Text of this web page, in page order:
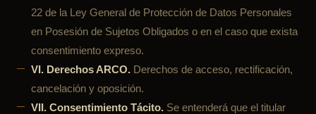
22 de la Ley General de Protección de Datos Personales
en Posesión de Sujetos Obligados o en el caso que exista
consentimiento expreso.
VI. Derechos ARCO. Derechos de acceso, rectificación,
cancelación y oposición.
VII. Consentimiento Tácito. Se entenderá que el titular